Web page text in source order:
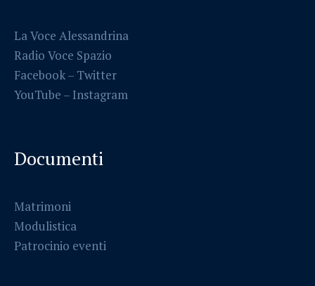
La Voce Alessandrina
Radio Voce Spazio
Facebook– Twitter
YouTube – Instagram
Documenti
Matrimoni
Modulistica
Patrocinio eventi